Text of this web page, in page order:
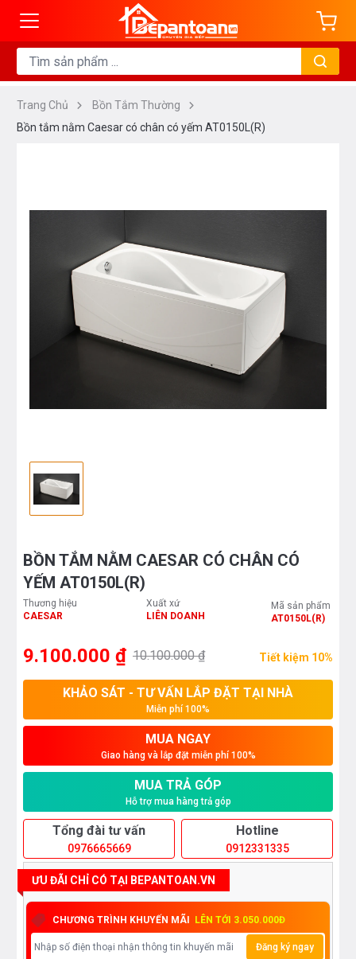
Trang Chủ
Bồn Tắm Thường
Bồn tắm nằm Caesar có chân có yếm AT0150L(R)
BỒN TẮM NẰM CAESAR CÓ CHÂN CÓ
YẾM AT0150L(R)
Thương hiệu
CAESAR
Xuất xứ
LIÊN DOANH
Mã sản phẩm
AT0150L(R)
9.100.000 ₫ 10.100.000 ₫ Tiết kiệm 10%
KHẢO SÁT - TƯ VẤN LẮP ĐẶT TẠI NHÀ
Miễn phí 100%
MUA NGAY
Giao hàng và lắp đặt miễn phí 100%
MUA TRẢ GÓP
Hỗ trợ mua hàng trả góp
Tổng đài tư vấn
0976665669
Hotline
0912331335
ƯU ĐÃI CHỈ CÓ TẠI BEPANTOAN.VN
CHƯƠNG TRÌNH KHUYẾN MÃI LÊN TỚI 3.050.000Đ
Đăng ký ngay